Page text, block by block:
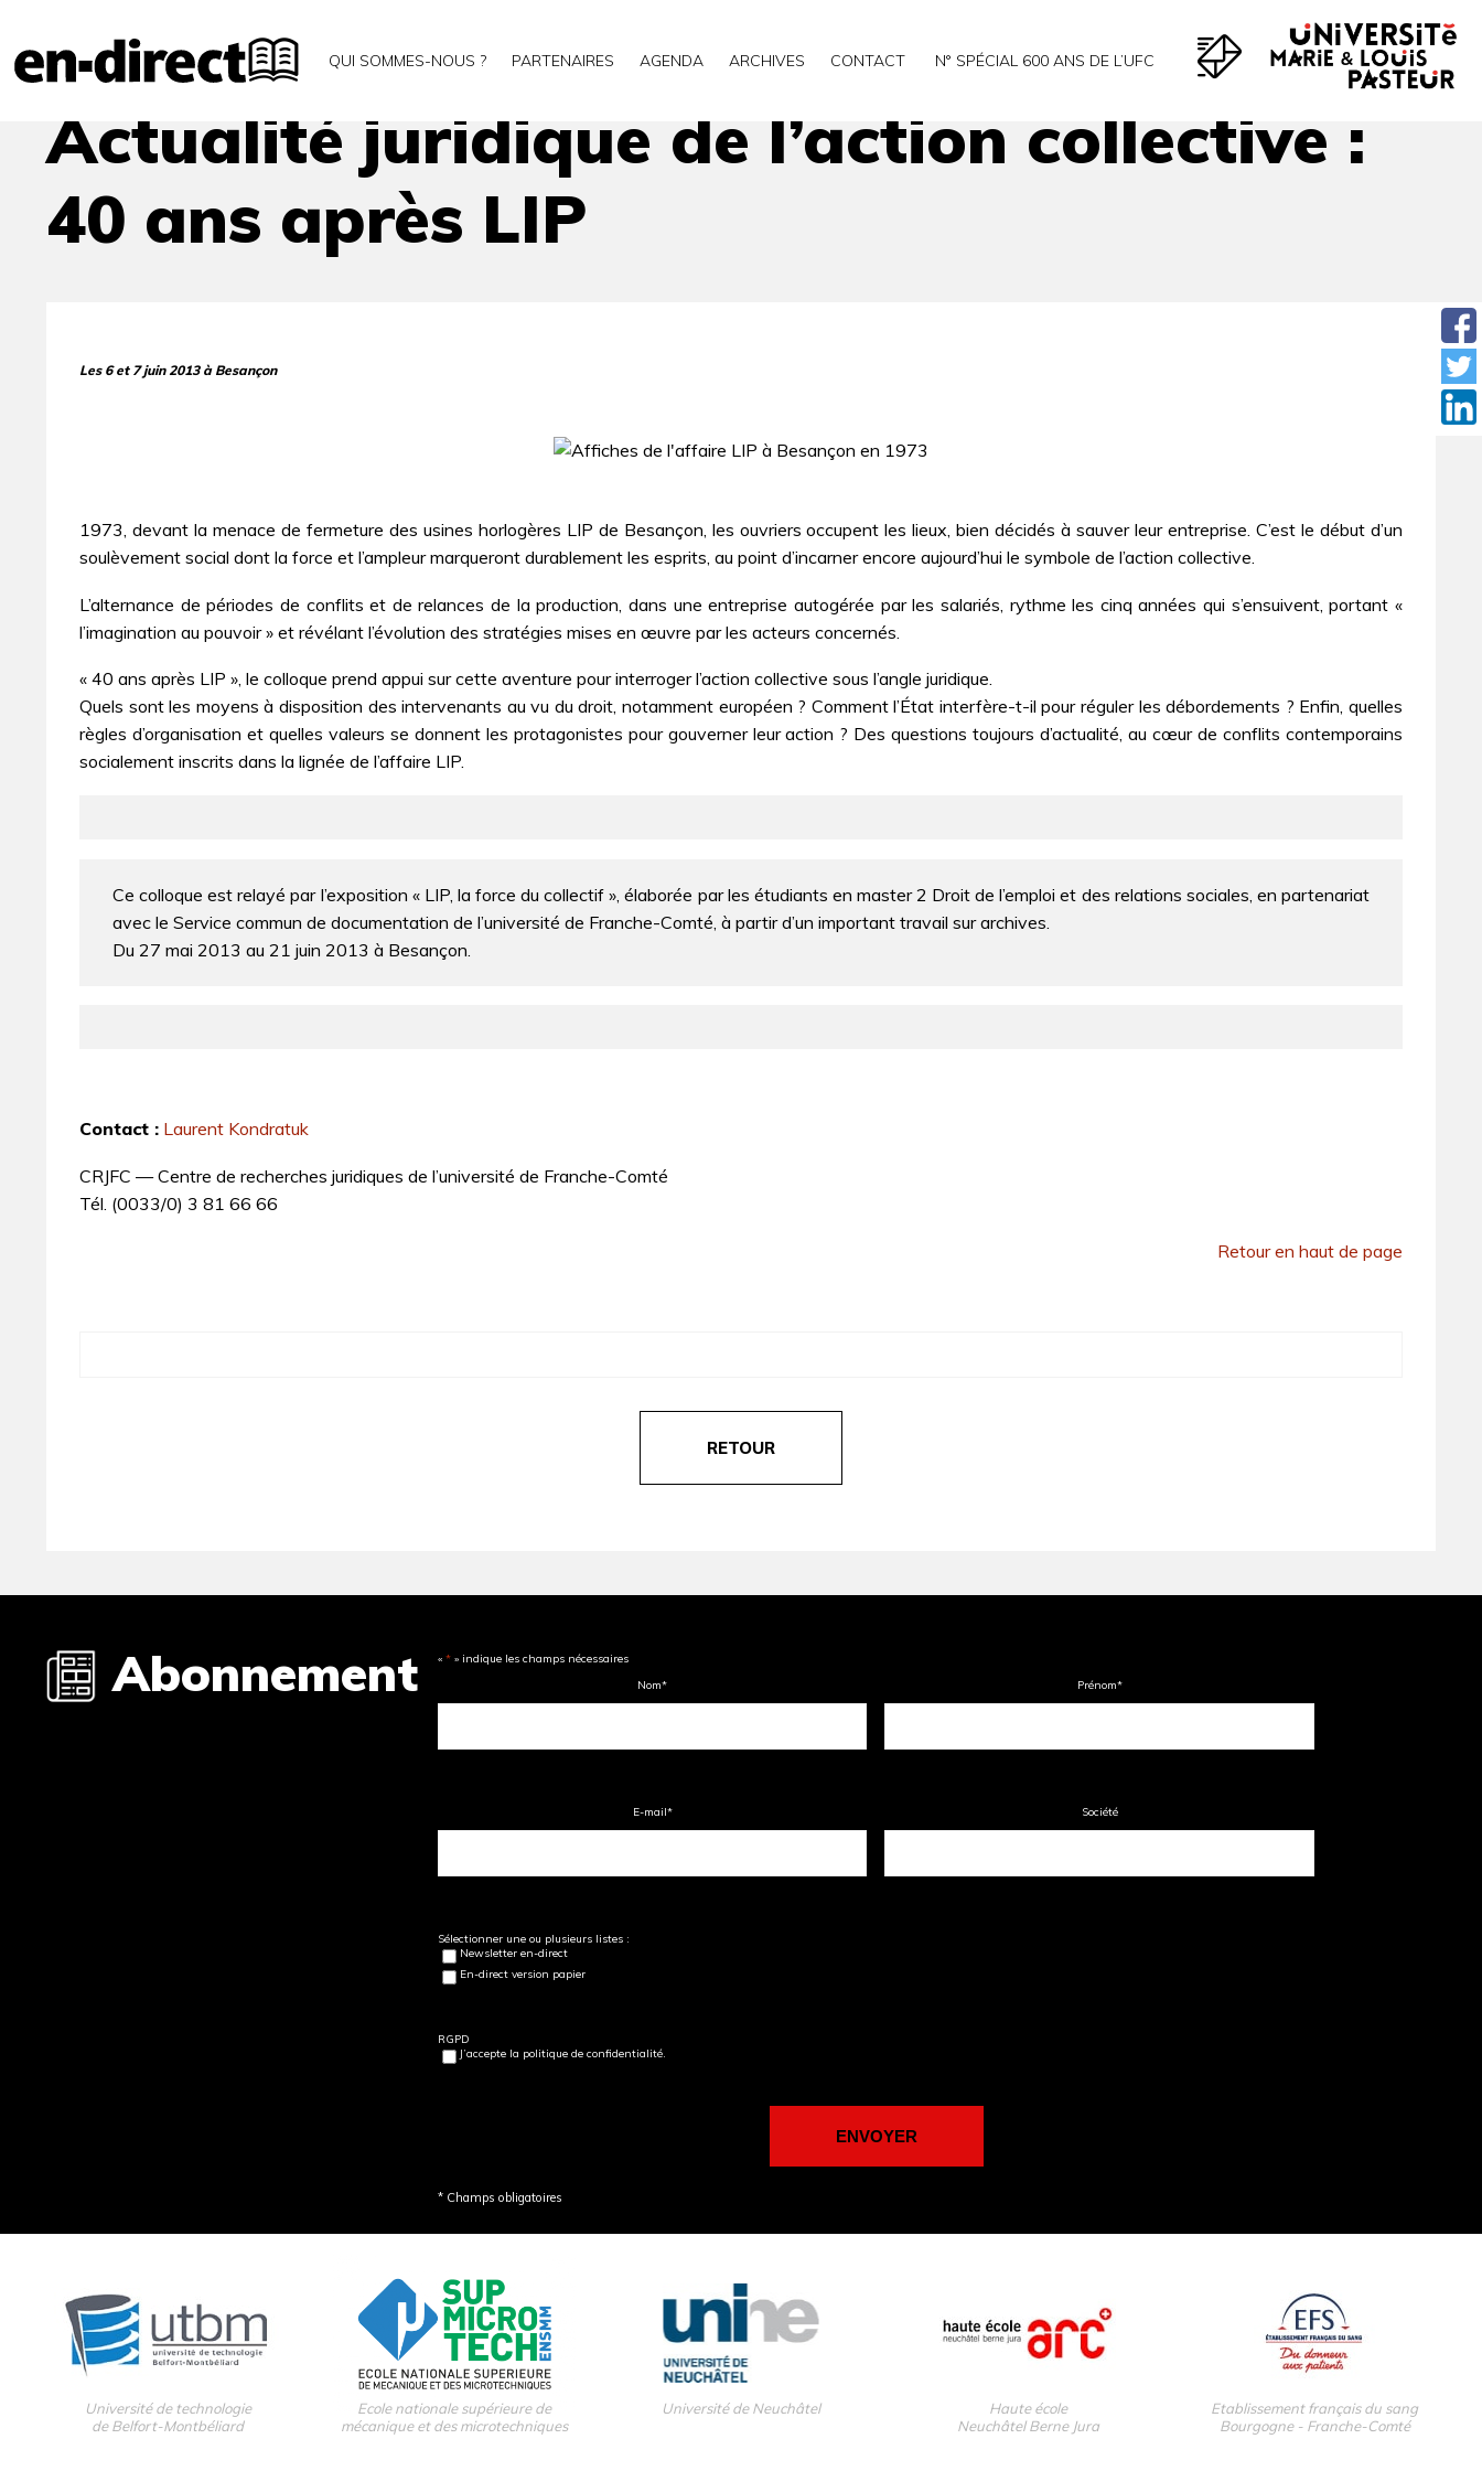
QUI SOMMES-NOUS ? PARTENAIRES AGENDA ARCHIVES CONTACT N° SPÉCIAL 600 ANS DE L’UFC
Archives Actualité juridique de l’action collective : 40 ans après LIP
Actualité juridique de l’action collective :
40 ans après LIP
Les 6 et 7 juin 2013 à Besançon
1973, devant la menace de fermeture des usines horlogères LIP de Besançon, les ouvriers occupent les lieux, bien décidés à sauver leur entreprise. C’est le début d’un
soulèvement social dont la force et l’ampleur marqueront durablement les esprits, au point d’incarner encore aujourd’hui le symbole de l’action collective.
L’alternance de périodes de conflits et de relances de la production, dans une entreprise autogérée par les salariés, rythme les cinq années qui s’ensuivent, portant «
l’imagination au pouvoir » et révélant l’évolution des stratégies mises en œuvre par les acteurs concernés.
« 40 ans après LIP », le colloque prend appui sur cette aventure pour interroger l’action collective sous l’angle juridique.
Quels sont les moyens à disposition des intervenants au vu du droit, notamment européen ? Comment l’État interfère-t-il pour réguler les débordements ? Enfin, quelles
règles d’organisation et quelles valeurs se donnent les protagonistes pour gouverner leur action ? Des questions toujours d’actualité, au cœur de conflits contemporains
socialement inscrits dans la lignée de l’affaire LIP.
Ce colloque est relayé par l’exposition « LIP, la force du collectif », élaborée par les étudiants en master 2 Droit de l’emploi et des relations sociales, en partenariat
avec le Service commun de documentation de l’université de Franche-Comté, à partir d’un important travail sur archives.
Du 27 mai 2013 au 21 juin 2013 à Besançon.
Contact : Laurent Kondratuk
CRJFC — Centre de recherches juridiques de l’université de Franche-Comté
Tél. (0033/0) 3 81 66 66
Retour en haut de page
RETOUR
Abonnement « * » indique les champs nécessaires
Nom* Prénom*
E-mail* Société
Sélectionner une ou plusieurs listes :
Newsletter en-direct
En-direct version papier
RGPD
J’accepte la politique de confidentialité.
* Champs obligatoires
Université de technologie
de Belfort-Montbéliard
Ecole nationale supérieure de
mécanique et des microtechniques
Université de Neuchâtel
Haute école
Neuchâtel Berne Jura
Etablissement français du sang
Bourgogne - Franche-Comté